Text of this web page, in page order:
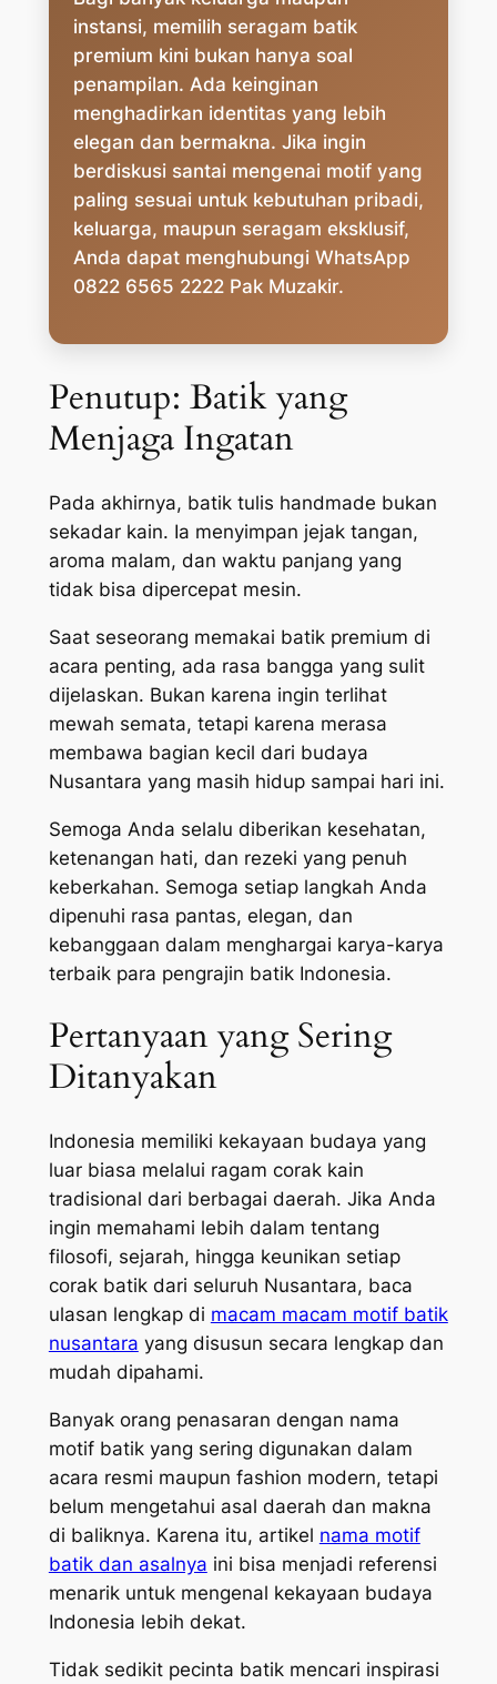
instansi, memilih seragam batik
premium kini bukan hanya soal
penampilan. Ada keinginan
menghadirkan identitas yang lebih
elegan dan bermakna. Jika ingin
berdiskusi santai mengenai motif yang
paling sesuai untuk kebutuhan pribadi,
keluarga, maupun seragam eksklusif,
Anda dapat menghubungi WhatsApp
0822 6565 2222 Pak Muzakir.
Penutup: Batik yang
Menjaga Ingatan
Pada akhirnya, batik tulis handmade bukan
sekadar kain. Ia menyimpan jejak tangan,
aroma malam, dan waktu panjang yang
tidak bisa dipercepat mesin.
Saat seseorang memakai batik premium di
acara penting, ada rasa bangga yang sulit
dijelaskan. Bukan karena ingin terlihat
mewah semata, tetapi karena merasa
membawa bagian kecil dari budaya
Nusantara yang masih hidup sampai hari ini.
Semoga Anda selalu diberikan kesehatan,
ketenangan hati, dan rezeki yang penuh
keberkahan. Semoga setiap langkah Anda
dipenuhi rasa pantas, elegan, dan
kebanggaan dalam menghargai karya-karya
terbaik para pengrajin batik Indonesia.
Pertanyaan yang Sering
Ditanyakan
Indonesia memiliki kekayaan budaya yang
luar biasa melalui ragam corak kain
tradisional dari berbagai daerah. Jika Anda
ingin memahami lebih dalam tentang
filosofi, sejarah, hingga keunikan setiap
corak batik dari seluruh Nusantara, baca
ulasan lengkap di macam macam motif batik
nusantara yang disusun secara lengkap dan
mudah dipahami.
Banyak orang penasaran dengan nama
motif batik yang sering digunakan dalam
acara resmi maupun fashion modern, tetapi
belum mengetahui asal daerah dan makna
di baliknya. Karena itu, artikel nama motif
batik dan asalnya ini bisa menjadi referensi
menarik untuk mengenal kekayaan budaya
Indonesia lebih dekat.
Tidak sedikit pecinta batik mencari inspirasi